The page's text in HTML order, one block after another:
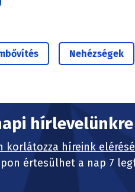
Nehézségek
hírlevelünkre
korlátozza híreink
értesülhet a nap 7